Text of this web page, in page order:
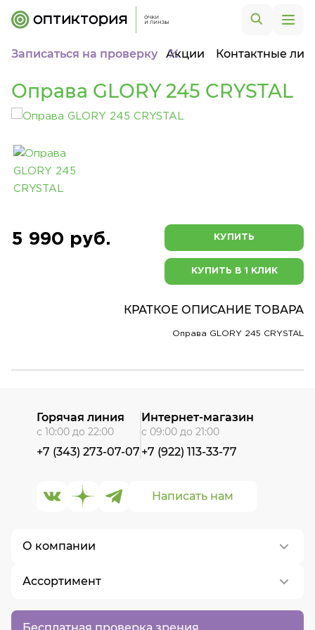
Записаться на проверку Акции Контактные
Оправа GLORY 245 CRYSTAL
5 990 руб. КУПИТЬ
КУПИТЬ В 1 КЛИК
КРАТКОЕ ОПИСАНИЕ ТОВАРА
Оправа GLORY 245 CRYSTAL
Бесплатная проверка зрения
О компании
О нас
Контакты
Ассортимент
Написать нам
Горячая линия
с 10:00 до 22:00
+7 (343) 273-07-07
Интернет-магазин
с 09:00 до 21:00
+7 (922) 113-33-77